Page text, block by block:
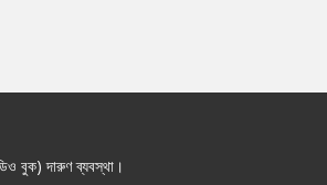
বুক) দারুণ ব্যবস্থা।